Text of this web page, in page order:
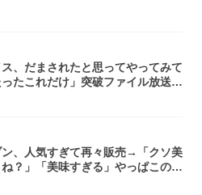
、だまされたと思ってやってみて
ったこれだけ」突破ファイル放送で
、人気すぎて再々販売→「クソ美
ね？」「美味すぎる」やっぱこのク